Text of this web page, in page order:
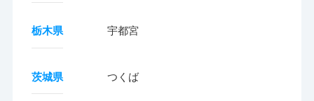
栃木県 宇都宮
茨城県 つくば